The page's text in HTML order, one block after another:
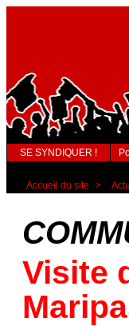
SE SYNDIQUER !
Accueil du site >
Visite